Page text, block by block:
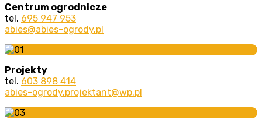
Centrum ogrodnicze
tel. 695 947 953
abies@abies-ogrody.pl
Projekty
tel. 603 898 414
abies-ogrody.projektant@wp.pl